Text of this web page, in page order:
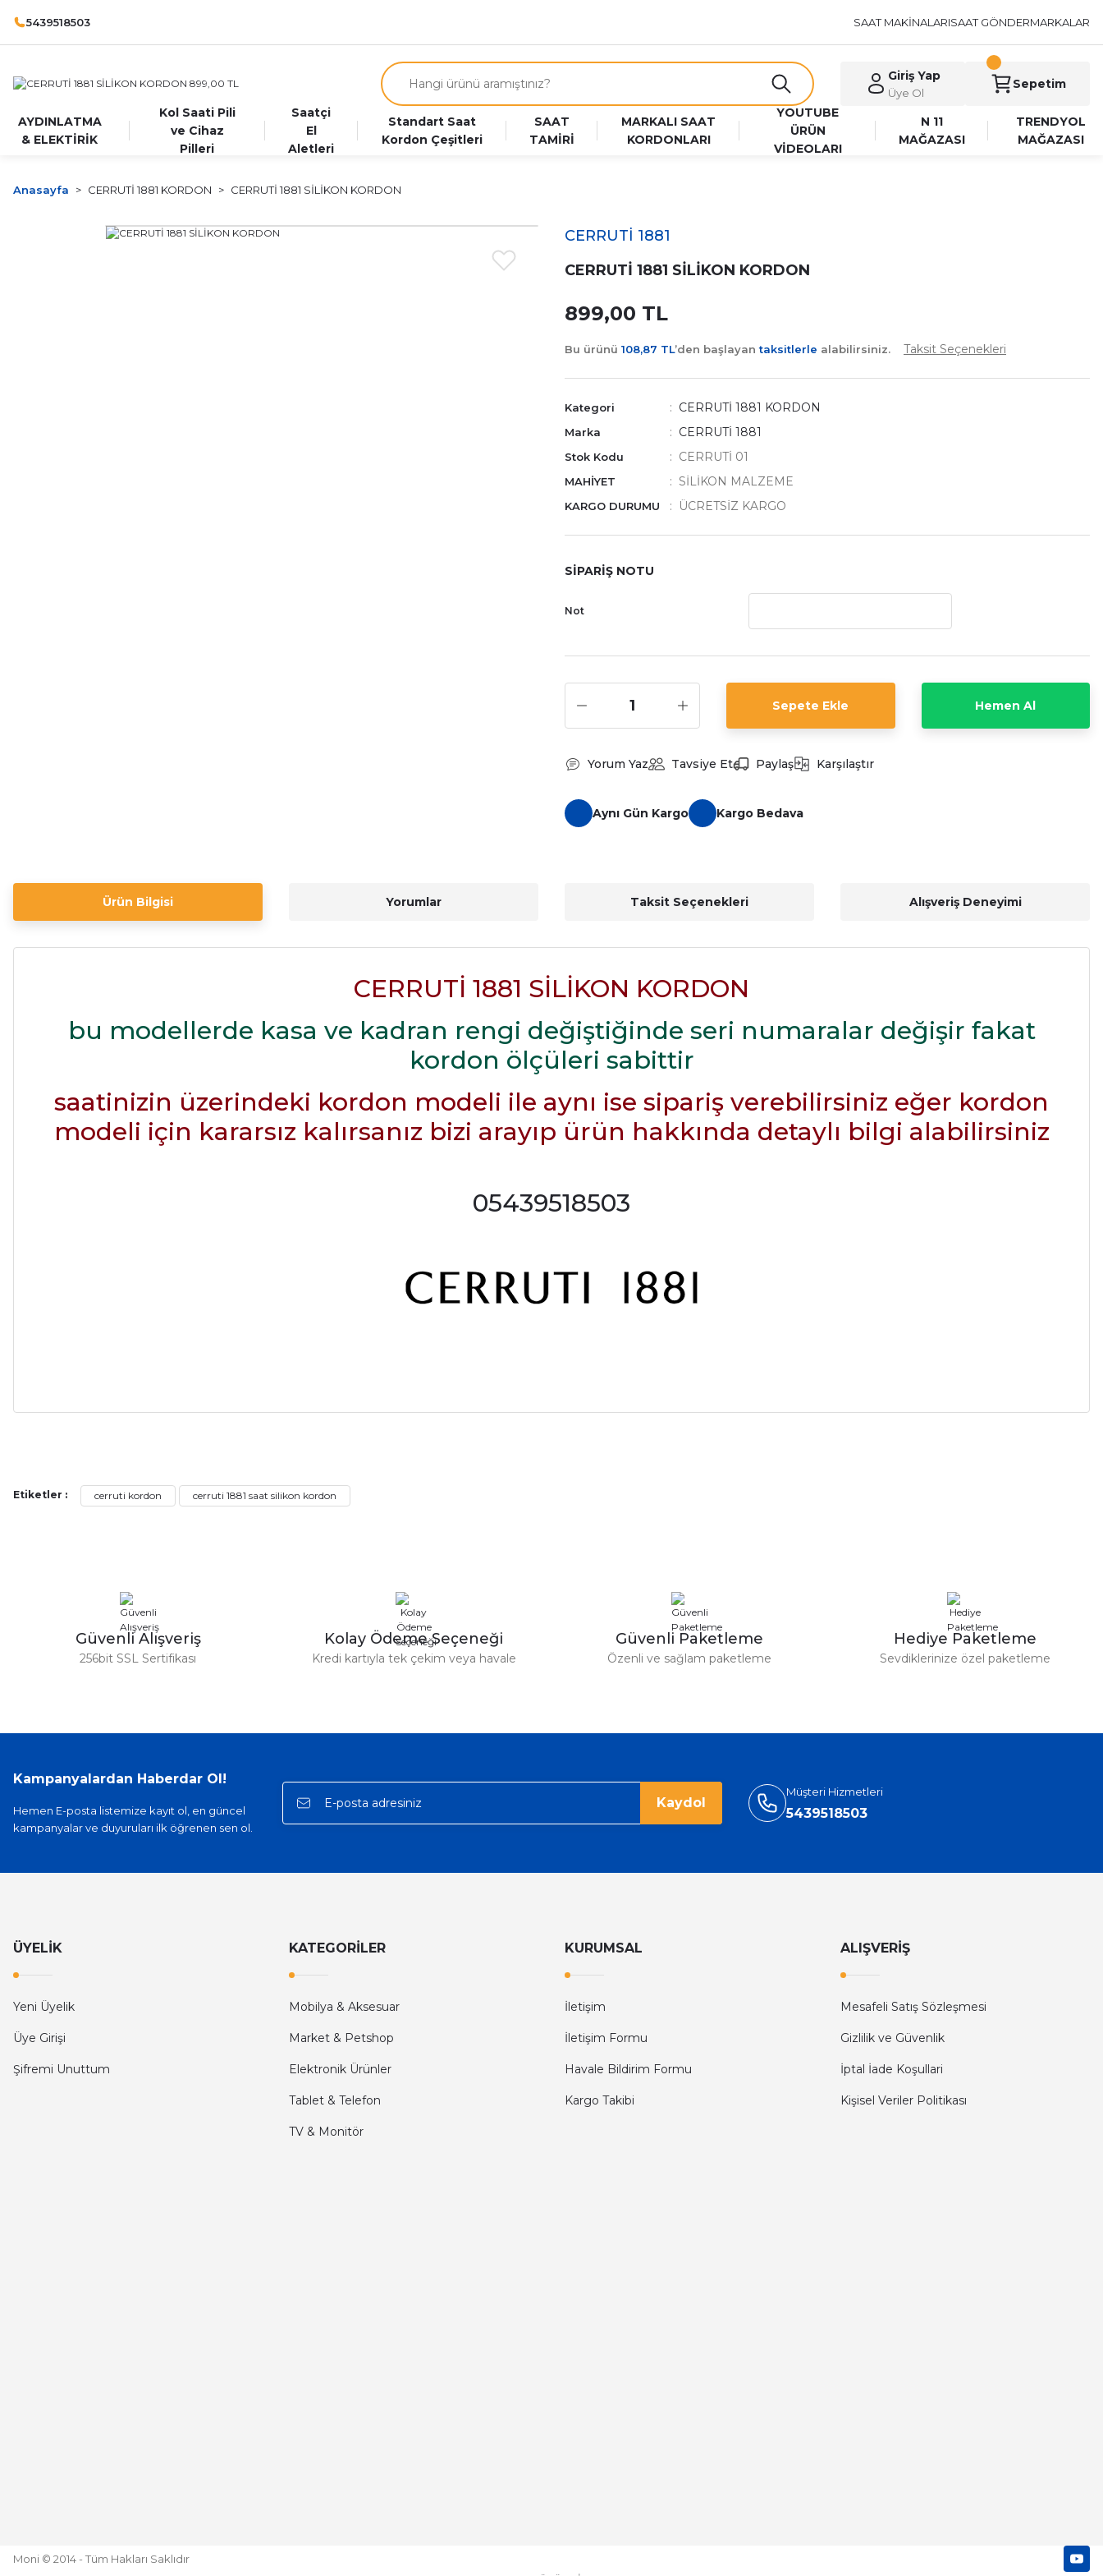
5439518503 SAAT MAKİNALARISAAT GÖNDERMARKALAR
Giriş Yap
Üye Ol
Sepetim
AYDINLATMA
& ELEKTİRİK
Kol Saati Pili
ve Cihaz
Pilleri
Saatçi
El
Aletleri
Standart Saat
Kordon Çeşitleri
SAAT
TAMİRİ
MARKALI SAAT
KORDONLARI
YOUTUBE
ÜRÜN
VİDEOLARI
N 11
MAĞAZASI
TRENDYOL
MAĞAZASI
Anasayfa CERRUTİ 1881 KORDON CERRUTİ 1881 SİLİKON KORDON
CERRUTİ 1881
CERRUTİ 1881 SİLİKON KORDON
899,00 TL
Bu ürünü 108,87 TL’den başlayantaksitlerle alabilirsiniz. Taksit Seçenekleri
Kategori CERRUTİ 1881 KORDON
Marka CERRUTİ 1881
Stok Kodu CERRUTİ 01
MAHİYET SİLİKON MALZEME
KARGO DURUMU ÜCRETSİZ KARGO
SİPARİŞ NOTU
Not
Sepete Ekle Hemen Al
Yorum Yaz Tavsiye Et Paylaş Karşılaştır
Aynı Gün Kargo Kargo Bedava
Ürün Bilgisi Yorumlar Taksit Seçenekleri Alışveriş Deneyimi
CERRUTİ 1881 SİLİKON KORDON
bu modellerde kasa ve kadran rengi değiştiğinde seri numaralar değişir fakat
kordon ölçüleri sabittir
saatinizin üzerindeki kordon modeli ile aynı ise sipariş verebilirsiniz eğer kordon
modeli için kararsız kalırsanız bizi arayıp ürün hakkında detaylı bilgi alabilirsiniz
05439518503
Serdar Keskin | 19/05/2026
Swatch yos Model saatime aldim arayip teyit aldiktan sonra yolladılar saatimede tam oldu
Mehmet Kenan | 18/02/2026
Hızlı kargo, iyi iletişim
Onur Kerem Öztürk | 28/07/2025
mehmet yıldız | 19/06/2025
Etiketler : cerruti kordon cerruti 1881 saat silikon kordon
Güvenli Alışveriş
256bit SSL Sertifikası
Kolay Ödeme Seçeneği
Kredi kartıyla tek çekim veya havale
Güvenli Paketleme
Özenli ve sağlam paketleme
Hediye Paketleme
Sevdiklerinize özel paketleme
Kampanyalardan Haberdar Ol!
Hemen E-posta listemize kayıt ol, en güncel
kampanyalar ve duyuruları ilk öğrenen sen ol.
Kaydol
Müşteri Hizmetleri
5439518503
ÜYELİK
Yeni Üyelik
Üye Girişi
Şifremi Unuttum
KATEGORİLER
Mobilya & Aksesuar
Market & Petshop
Elektronik Ürünler
Tablet & Telefon
TV & Monitör
KURUMSAL
İletişim
İletişim Formu
Havale Bildirim Formu
Kargo Takibi
ALIŞVERİŞ
Mesafeli Satış Sözleşmesi
Gizlilik ve Güvenlik
İptal İade Koşullari
Kişisel Veriler Politikası
Moni © 2014 - Tüm Hakları Saklıdır